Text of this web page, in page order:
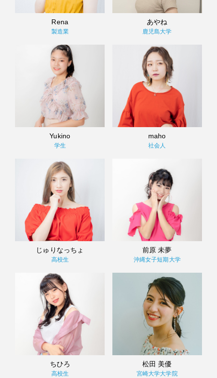
Rena
製造業
あやね
鹿児島大学
Yukino
学生
maho
社会人
じゅりなっちょ
高校生
前原 未夢
沖縄女子短期大学
ちひろ
高校生
松田 美優
宮崎大学大学院